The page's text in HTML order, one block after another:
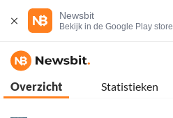
Newsbit
Bekijk in de Google Play store
Overzicht Statistieken